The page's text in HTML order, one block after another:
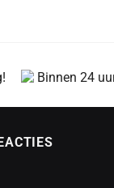
Binnen 24